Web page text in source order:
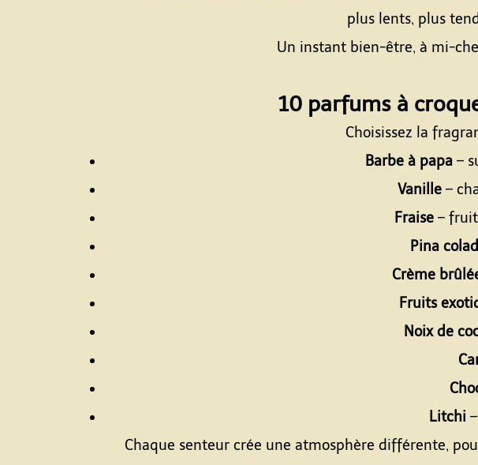
plus lents, plus
Un instant bien-être, à mi-
10 parfums à
Choisissez la
Barbe à papa–
Vanille–
Fraise–
Pina
Crème
Fruits
Noix de
Litchi
Chaque senteur crée une atmosphère différente,